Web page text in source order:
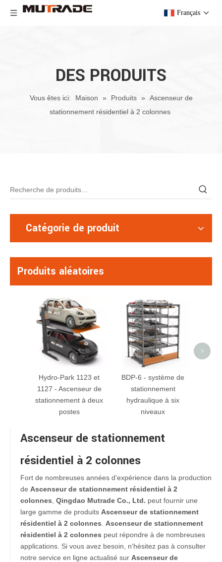
Français
DES PRODUITS
Vous êtes ici: Maison » Produits » Ascenseur de
stationnement résidentiel à 2 colonnes
Catégorie de produit
Produits aléatoires
Hydro-Park 1123 et
1127 - Ascenseur de
stationnement à deux
postes
BDP-6 - système de
stationnement
hydraulique à six
niveaux
>
Ascenseur de stationnement
résidentiel à 2 colonnes
Fort de nombreuses années d’expérience dans la production
de Ascenseur de stationnement résidentiel à 2
colonnes Qingdao Mutrade Co., Ltd. peut fournir une
large gamme de produits Ascenseur de stationnement
résidentiel à 2 colonnes
Ascenseur de stationnement
résidentiel à 2 colonnes peut répondre à de nombreuses
applications. Si vous avez besoin, n'hésitez pas à consulter
notre service en ligne actualisé sur Ascenseur de